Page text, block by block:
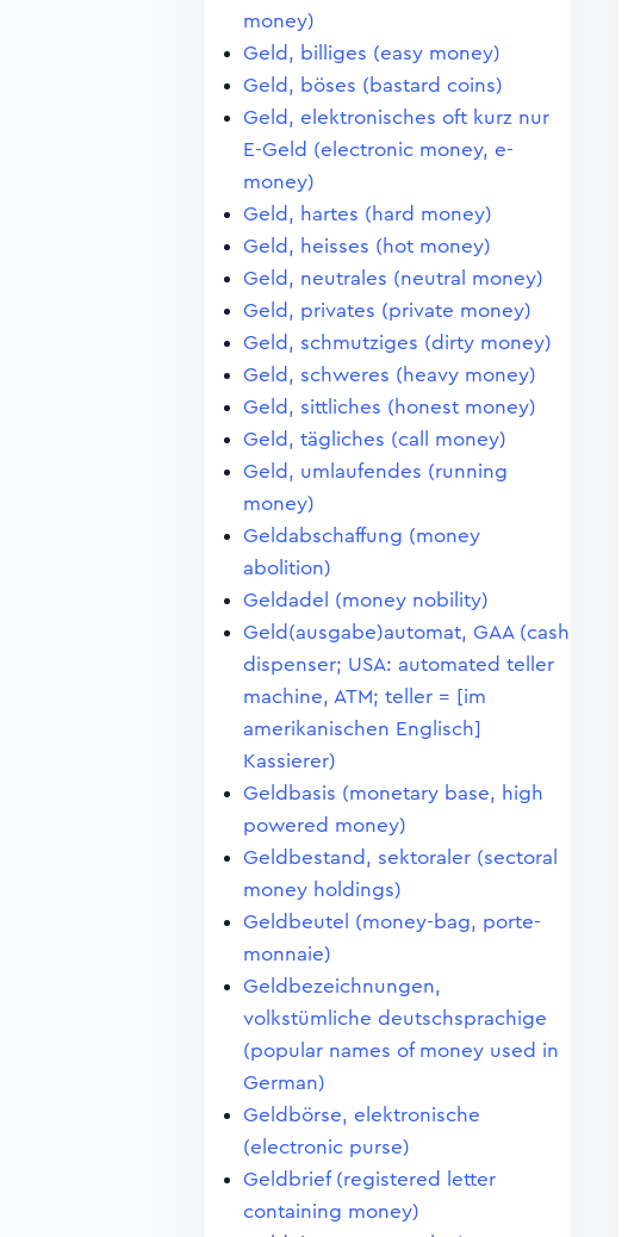
money)
Geld, billiges (easy money)
Geld, böses (bastard coins)
Geld, elektronisches oft kurz nur
E-Geld (electronic money, e-
money)
Geld, hartes (hard money)
Geld, heisses (hot money)
Geld, neutrales (neutral money)
Geld, privates (private money)
Geld, schmutziges (dirty money)
Geld, schweres (heavy money)
Geld, sittliches (honest money)
Geld, tägliches (call money)
Geld, umlaufendes (running
money)
Geldabschaffung (money
abolition)
Geldadel (money nobility)
Geld(ausgabe)automat, GAA (cash
dispenser; USA: automated teller
machine, ATM; teller = [im
amerikanischen Englisch]
Kassierer)
Geldbasis (monetary base, high
powered money)
Geldbestand, sektoraler (sectoral
money holdings)
Geldbeutel (money-bag, porte-
monnaie)
Geldbezeichnungen,
volkstümliche deutschsprachige
(popular names of money used in
German)
Geldbörse, elektronische
(electronic purse)
Geldbrief (registered letter
containing money)